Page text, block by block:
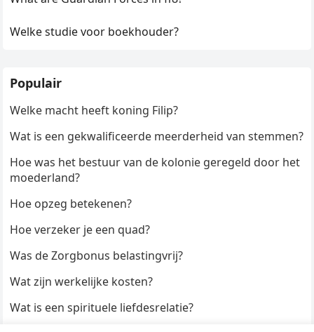
Welke studie voor boekhouder?
Populair
Welke macht heeft koning Filip?
Wat is een gekwalificeerde meerderheid van stemmen?
Hoe was het bestuur van de kolonie geregeld door het
moederland?
Hoe opzeg betekenen?
Hoe verzeker je een quad?
Was de Zorgbonus belastingvrij?
Wat zijn werkelijke kosten?
Wat is een spirituele liefdesrelatie?